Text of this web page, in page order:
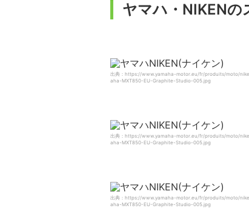
ヤマハ・NIKENの
出典：https://www.yamaha-motor.eu/fr/produits/moto/
aha-MXT850-EU-Graphite-Studio-005.jpg
出典：https://www.yamaha-motor.eu/fr/produits/moto/
aha-MXT850-EU-Graphite-Studio-005.jpg
出典：https://www.yamaha-motor.eu/fr/produits/moto/
aha-MXT850-EU-Graphite-Studio-005.jpg